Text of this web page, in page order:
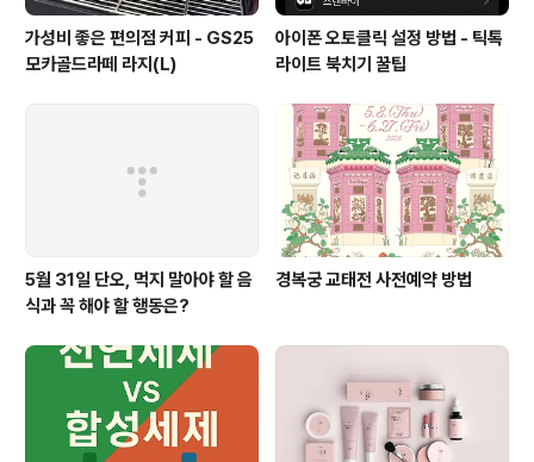
가성비 좋은 편의점 커피 - GS25
모카골드라떼 라지(L)
아이폰 오토클릭 설정 방법 - 틱톡
라이트 북치기 꿀팁
5월 31일 단오, 먹지 말아야 할 음
식과 꼭 해야 할 행동은?
경복궁 교태전 사전예약 방법